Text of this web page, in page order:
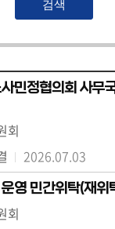
민정협의회 사무
회
2026.07.03
영 민간위탁(재위
회